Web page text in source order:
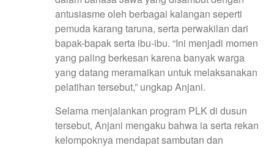
antusiasme oleh berbagai kalangan seperti
pemuda karang taruna, serta perwakilan dari
bapak-bapak serta ibu-ibu. “Ini menjadi momen
yang paling berkesan karena banyak warga
yang datang meramaikan untuk melaksanakan
pelatihan tersebut,” ungkap Anjani.
Selama menjalankan program PLK di dusun
tersebut, Anjani mengaku bahwa ia serta rekan
kelompoknya mendapat sambutan dan